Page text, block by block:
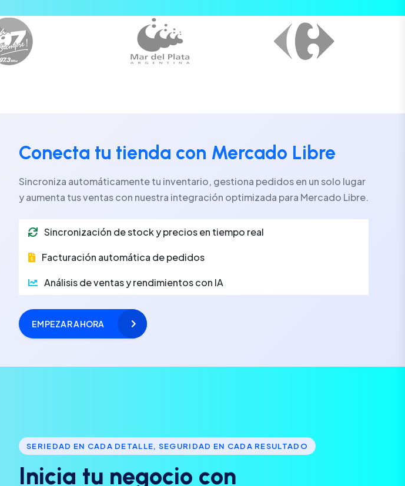
Conecta tu tienda con Mercado Libre
Sincroniza automáticamente tu inventario, gestiona pedidos en un solo lugar
y aumenta tus ventas con nuestra integración optimizada para Mercado Libre.
Sincronización de stock y precios en tiempo real
Facturación automática de pedidos
Análisis de ventas y rendimientos con IA
EMPEZAR AHORA
SERIEDAD EN CADA DETALLE, SEGURIDAD EN CADA RESULTADO
Inicia tu negocio con